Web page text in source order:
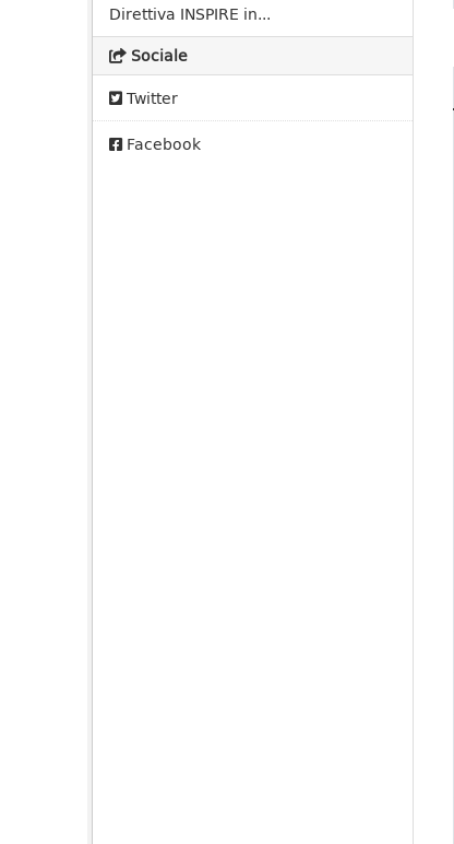
Direttiva INSPIRE in...
Sociale
Twitter
Facebook